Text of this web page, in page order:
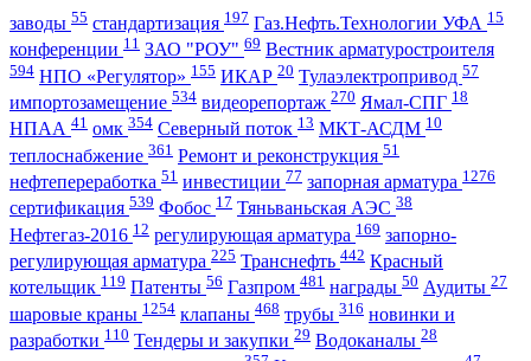
заводы 55 стандартизация 197 Газ.Нефть.Технологии УФА 15
конференции 11 ЗАО "РОУ" 69 Вестник арматуростроителя
594 НПО «Регулятор» 155 ИКАР 20 Тулаэлектропривод 57
импортозамещение 534 видеорепортаж 270 Ямал-СПГ 18
НПАА 41 омк 354 Северный поток 13 МКТ-АСДМ 10
теплоснабжение 361 Ремонт и реконструкция 51
нефтепереработка 51 инвестиции 77 запорная арматура 1276
сертификация 539 Фобос 17 Тяньваньская АЭС 38
Нефтегаз-2016 12 регулирующая арматура 169 запорно-
регулирующая арматура 225 Транснефть 442 Красный
котельщик 119 Патенты 56 Газпром 481 награды 50 Аудиты 27
шаровые краны 1254 клапаны 468 трубы 316 новинки и
разработки 110 Тендеры и закупки 29 Водоканалы 28